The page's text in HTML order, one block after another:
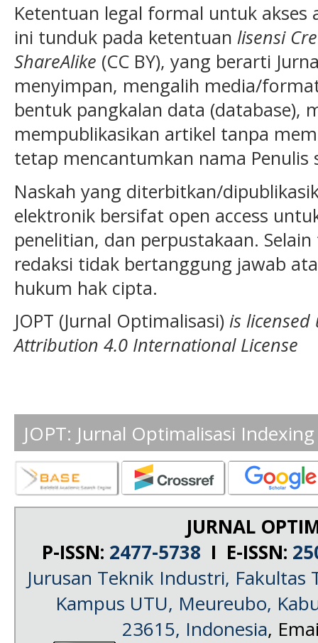
Ketentuan legal formal untuk
ini tunduk pada ketentuan lisensi
ShareAlike (CC BY), yang berarti
menyimpan, mengalih media/
bentuk pangkalan data (database),
mempublikasikan artikel tanpa
tetap mencantumkan nama Penulis
Naskah yang diterbitkan/
elektronik bersifat open access
penelitian, dan perpustakaan.
redaksi tidak bertanggung jawab
hukum hak cipta.
JOPT (Jurnal Optimalisasi) is
Attribution 4.0 International License
JOPT: Jurnal Optimalisasi
JURNAL
P-ISSN: 2477-5738 I E-ISSN:
Jurusan Teknik Industri, Fakultas
Kampus UTU, Meureubo,
23615, Indonesia,